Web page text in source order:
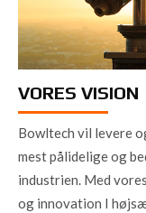
VORES VISION
Bowltech vil levere
mest pålidelige og
industrien. Med
og innovation I